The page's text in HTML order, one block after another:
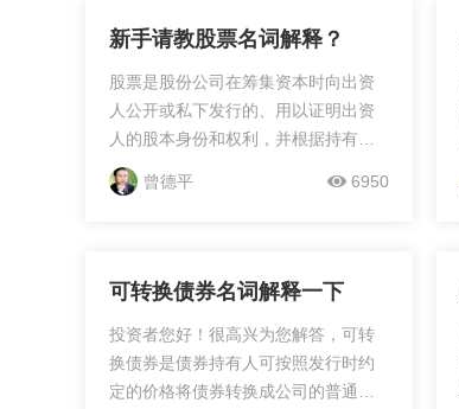
新手请教股票名词解释？
股票是股份公司在筹集资本时向出资
人公开或私下发行的、用以证明出资
人的股本身份和权利，并根据持有人
所持有的股份数享有权益和承担义务
的凭证。股票是一种有价证券，代表
曾德平 6950
可转换债券名词解释一下
投资者您好！很高兴为您解答，可转
换债券是债券持有人可按照发行时约
定的价格将债券转换成公司的普通股